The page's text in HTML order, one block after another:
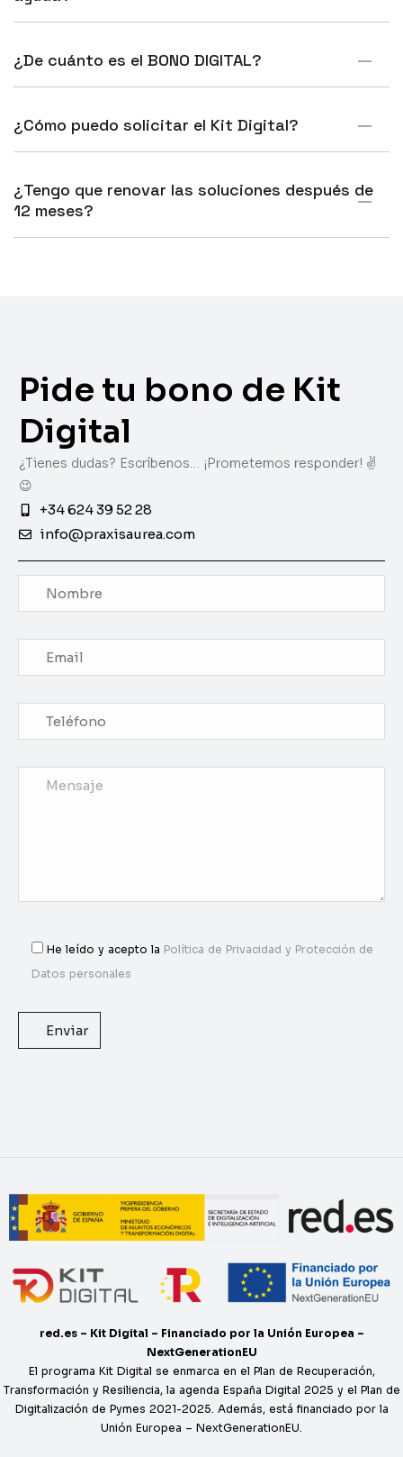
¿De cuánto es el BONO DIGITAL?
¿Cómo puedo solicitar el Kit Digital?
¿Tengo que renovar las soluciones después de
12 meses?
Pide tu bono de Kit
Digital
¿Tienes dudas? Escríbenos… ¡Prometemos responder! ✌️
😉
+34 624 39 52 28
info@praxisaurea.com
He leído y acepto la Política de Privacidad y Protección de
Datos personales
red.es – Kit Digital – Financiado por la Unión Europea –
NextGenerationEU
El programa Kit Digital se enmarca en el Plan de Recuperación,
Transformación y Resiliencia, la agenda España Digital 2025 y el Plan de
Digitalización de Pymes 2021-2025. Además, está financiado por la
Unión Europea – NextGenerationEU.